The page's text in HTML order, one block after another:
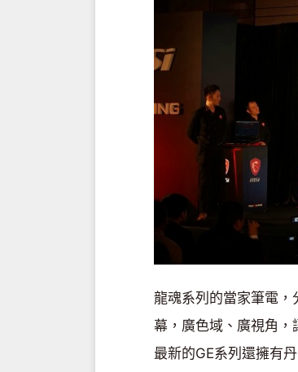
龍魂系列的當家筆電
幕，廣色域、廣視角，
最新的GE系列還擁有